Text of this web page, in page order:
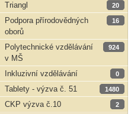
Triangl 20
Podpora přírodovědných
oborů
16
Polytechnické vzdělávání
v MŠ
924
Inkluzivní vzdělávání 0
Tablety - výzva č. 51 1480
CKP výzva č.10 2